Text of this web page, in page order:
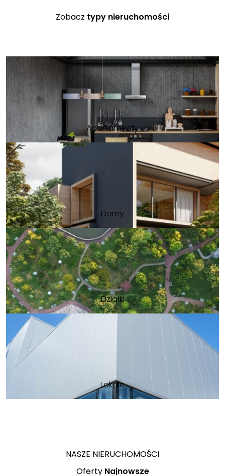
Zobacz typy nieruchomości
Apartamenty
Domy
Działki
Lokale
NASZE NIERUCHOMOŚCI
Oferty Najnowsze